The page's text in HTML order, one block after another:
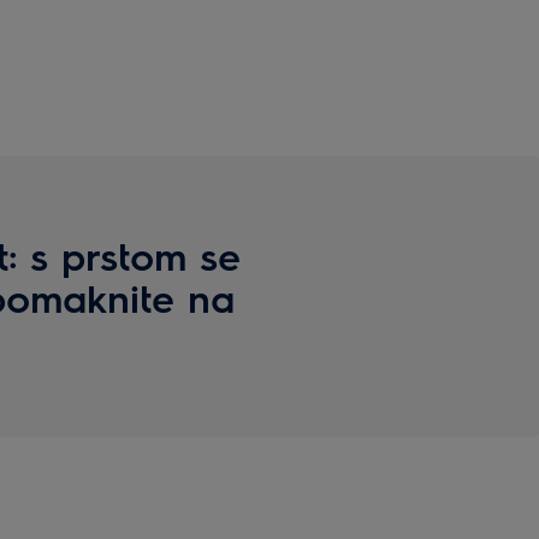
s prstom se
na